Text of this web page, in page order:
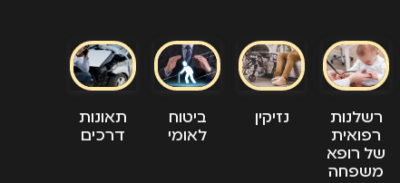
רשלנות
רפואית
של רופא
משפחה
נזיקין
ביטוח
לאומי
תאונות
דרכים